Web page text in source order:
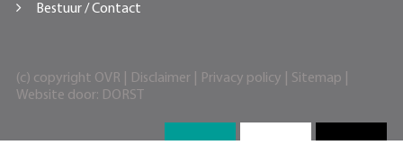
Bestuur / Contact
(c) copyright OVR | Disclaimer| Privacy policy Sitemap
Website door: DORST